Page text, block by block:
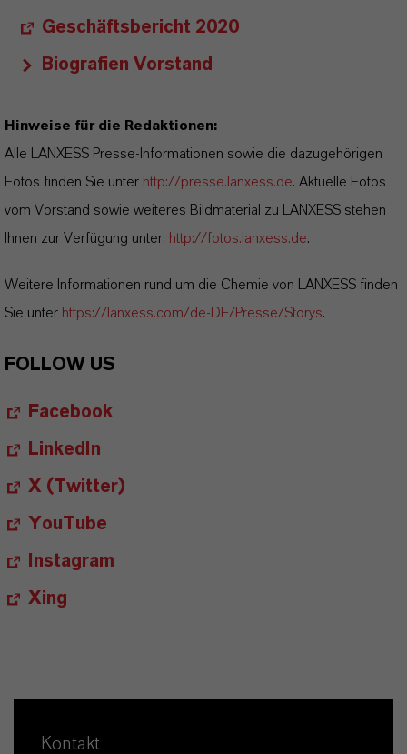
Geschäftsbericht 2020
Biografien Vorstand
Hinweise für die Redaktionen:
Alle LANXESS Presse-Informationen sowie die dazugehörigen
Fotos finden Sie unter http://presse.lanxess.de. Aktuelle Fotos
vom Vorstand sowie weiteres Bildmaterial zu LANXESS stehen
Ihnen zur Verfügung unter: http://fotos.lanxess.de.
Weitere Informationen rund um die Chemie von LANXESS finden
Sie unter https://lanxess.com/de-DE/Presse/Storys.
FOLLOW US
Facebook
LinkedIn
X (Twitter)
YouTube
Instagram
Xing
Kontakt